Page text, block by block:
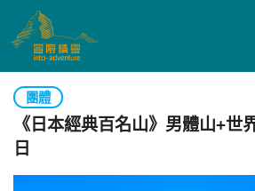
團體
《日本經典百名山》男體山+世
日